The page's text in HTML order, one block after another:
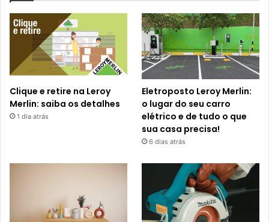
Clique e retire na Leroy
Merlin: saiba os detalhes
1 dia atrás
Eletroposto Leroy Merlin:
o lugar do seu carro
elétrico e de tudo o que
sua casa precisa!
6 dias atrás